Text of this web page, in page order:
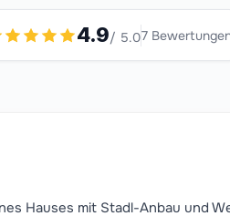
4.9/ 5.07
Hauses mit Stadl-Anbau und